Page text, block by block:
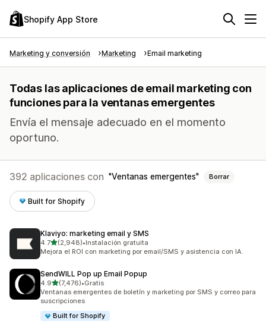
Shopify App Store
Marketing y conversión Marketing Email marketing
Todas las aplicaciones de email marketing con
funciones para la ventanas emergentes
Envía el mensaje adecuado en el momento
oportuno.
392 aplicaciones con Ventanas emergentes Borrar
Built for Shopify
Klaviyo: marketing email y SMS
4.7de 5 estrellas
(2,948)
2948 reseñas en total
•Instalación gratuita
Mejora el ROI con marketing por email/SMS y asistencia con IA.
SendWILL Pop up Email Popup
4.9de 5 estrellas
(7,476)
7476 reseñas en total
•Gratis
Ventanas emergentes de boletín y marketing por SMS y correo para
suscripciones
Built for Shopify